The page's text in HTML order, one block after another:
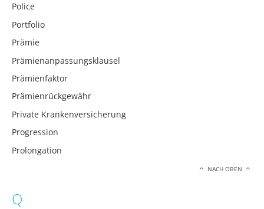
Police
Portfolio
Prämie
Prämienanpassungsklausel
Prämienfaktor
Prämienrückgewähr
Private Krankenversicherung
Progression
Prolongation
NACH OBEN
Q